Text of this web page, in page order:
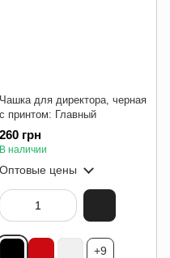
Чашка для директора, черная
с принтом: Главный
260 грн
В наличии
Оптовые цены
+9